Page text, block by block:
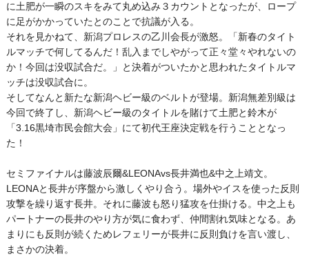
に土肥が一瞬のスキをみて丸め込み３カウントとなったが、ロープ
に足がかかっていたとのことで抗議が入る。
それを見かねて、新潟プロレスの乙川会長が激怒。「新春のタイト
ルマッチで何してるんだ！乱入までしやがって正々堂々やれないの
か！今回は没収試合だ。」と決着がついたかと思われたタイトルマ
ッチは没収試合に。
そしてなんと新たな新潟ヘビー級のベルトが登場。新潟無差別級は
今回で終了し、新潟ヘビー級のタイトルを賭けて土肥と鈴木が
「3.16黒埼市民会館大会」にて初代王座決定戦を行うこととなっ
た！
セミファイナルは藤波辰爾&LEONAvs長井満也&中之上靖文。
LEONAと長井が序盤から激しくやり合う。場外やイスを使った反則
攻撃を繰り返す長井。それに藤波も怒り猛攻を仕掛ける。中之上も
パートナーの長井のやり方が気に食わず、仲間割れ気味となる。あ
まりにも反則が続くためレフェリーが長井に反則負けを言い渡し、
まさかの決着。